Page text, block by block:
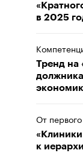
в 2025
Тренд на
От
к